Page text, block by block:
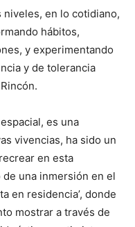
en lo cotidiano,
hábitos,
y experimentando
y de tolerancia
es una
vivencias, ha sido un
en esta
una inmersión en el
en residencia’, donde
mostrar a través de